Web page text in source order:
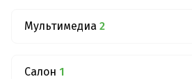
Мультимедиа 2
Салон 1